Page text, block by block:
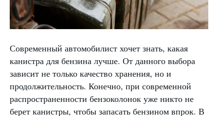
Современный автомобилист хочет знать, какая
канистра для бензина лучше. От данного выбора
зависит не только качество хранения, но и
продолжительность. Конечно, при современной
распространенности бензоколонок уже никто не
берет канистры, чтобы запасать бензином впрок. В